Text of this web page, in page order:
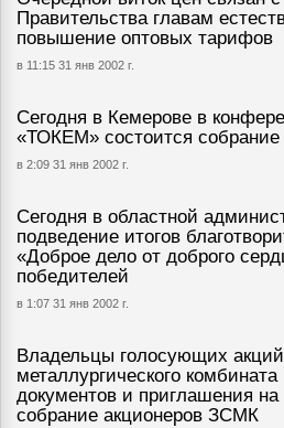
Правительства главам
повышение оптовых тарифов
в 11:15 31 янв 2002 г.
Сегодня в Кемерове в
«ТОКЕМ» состоится собрание
в 2:09 31 янв 2002 г.
Сегодня в областной
подведение итогов
«Доброе дело от доброго
победителей
в 1:07 31 янв 2002 г.
Владельцы голосующих
металлургического
документов и приглашения
собрание акционеров ЗСМК